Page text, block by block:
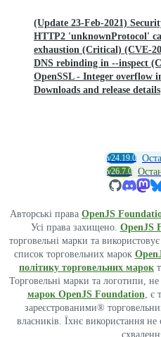
(Update 23-Feb-2021)
HTTP2 'unknownProtocol'
exhaustion (Critical) (CVE-
DNS rebinding in --inspect
OpenSSL - Integer overflow
Downloads and release details
v24.19.0
v26.7.0
Авторські права OpenJS
Усі права захищено. OpenJS
торговельні марки та
список торговельних марок
політику торговельних марок
Торговельні марки та логотипи, не
марок OpenJS Foundation ,
зареєстрованими®
власників. Їхнє використання